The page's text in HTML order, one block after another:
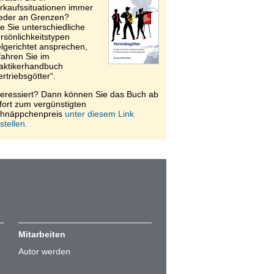
immer
an Grenzen?
Sie unterschiedliche
ansprechen,
Sie im
Dann können Sie das Buch ab
zum vergünstigten
unter diesem Link
Mitarbeiten
Autor werden